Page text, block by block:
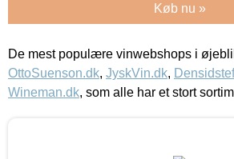
Køb nu »
De mest populære vinwebshops i
OttoSuenson.dk, JyskVin.dk,
Wineman.dk, som alle har et stort